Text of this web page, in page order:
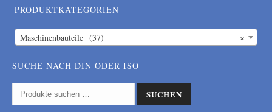
PRODUKTKATEGORIEN
×
Maschinenbauteile (37)
SUCHE NACH DIN ODER ISO
SUCHEN